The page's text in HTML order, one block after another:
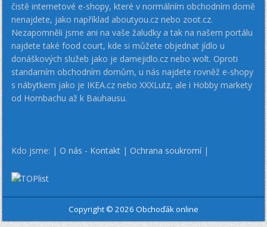
čistě internetové e-shopy, které v normálním obchodním domě
nenajdete, jako například aboutyou.cz nebo zoot.cz.
Nezapomněli jsme ani na vaše žaludky a tak na našem portálu
najdete také food court, kde si můžete objednat jídlo u
donáškových služeb jako je damejidlo.cz nebo wolt. Oproti
standarním obchodním domům, u nás najdete rovněž e-shopy
s nábytkem jako je IKEA.cz nebo XXXLutz, ale i Hobby markety
od Hornbachu až k Bauhausu.
Kdo jsme: |O nás - Kontakt |Ochrana soukromí|
Copyright © 2026 Obchoďák online